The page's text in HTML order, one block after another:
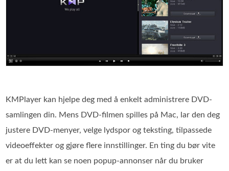
KMPlayer kan hjelpe deg med å enkelt administrere DVD-
samlingen din. Mens DVD-filmen spilles på Mac, lar den deg
justere DVD-menyer, velge lydspor og teksting, tilpassede
videoeffekter og gjøre flere innstillinger. En ting du bør vite
er at du lett kan se noen popup-annonser når du bruker